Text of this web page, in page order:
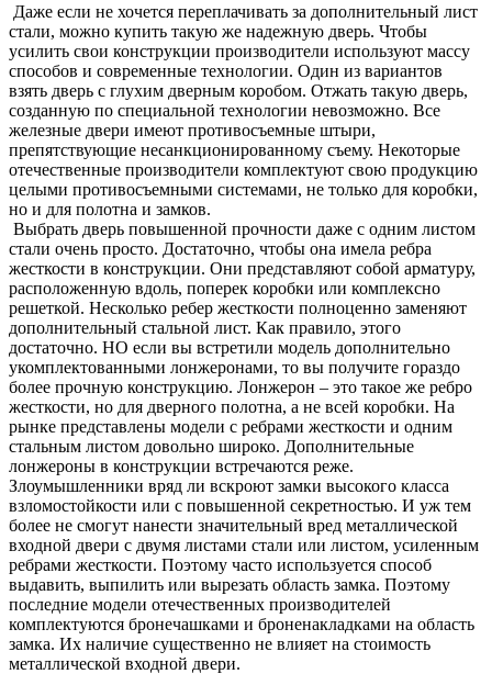
Даже если не хочется переплачивать за дополнительный лист
стали, можно купить такую же надежную дверь. Чтобы
усилить свои конструкции производители используют массу
способов и современные технологии. Один из вариантов
взять дверь с глухим дверным коробом. Отжать такую дверь,
созданную по специальной технологии невозможно. Все
железные двери имеют противосъемные штыри,
препятствующие несанкционированному съему. Некоторые
отечественные производители комплектуют свою продукцию
целыми противосъемными системами, не только для коробки,
но и для полотна и замков.
Выбрать дверь повышенной прочности даже с одним листом
стали очень просто. Достаточно, чтобы она имела ребра
жесткости в конструкции. Они представляют собой арматуру,
расположенную вдоль, поперек коробки или комплексно
решеткой. Несколько ребер жесткости полноценно заменяют
дополнительный стальной лист. Как правило, этого
достаточно. НО если вы встретили модель дополнительно
укомплектованными лонжеронами, то вы получите гораздо
более прочную конструкцию. Лонжерон – это такое же ребро
жесткости, но для дверного полотна, а не всей коробки. На
рынке представлены модели с ребрами жесткости и одним
стальным листом довольно широко. Дополнительные
лонжероны в конструкции встречаются реже.
Злоумышленники вряд ли вскроют замки высокого класса
взломостойкости или с повышенной секретностью. И уж тем
более не смогут нанести значительный вред металлической
входной двери с двумя листами стали или листом, усиленным
ребрами жесткости. Поэтому часто используется способ
выдавить, выпилить или вырезать область замка. Поэтому
последние модели отечественных производителей
комплектуются бронечашками и броненакладками на область
замка. Их наличие существенно не влияет на стоимость
металлической входной двери.